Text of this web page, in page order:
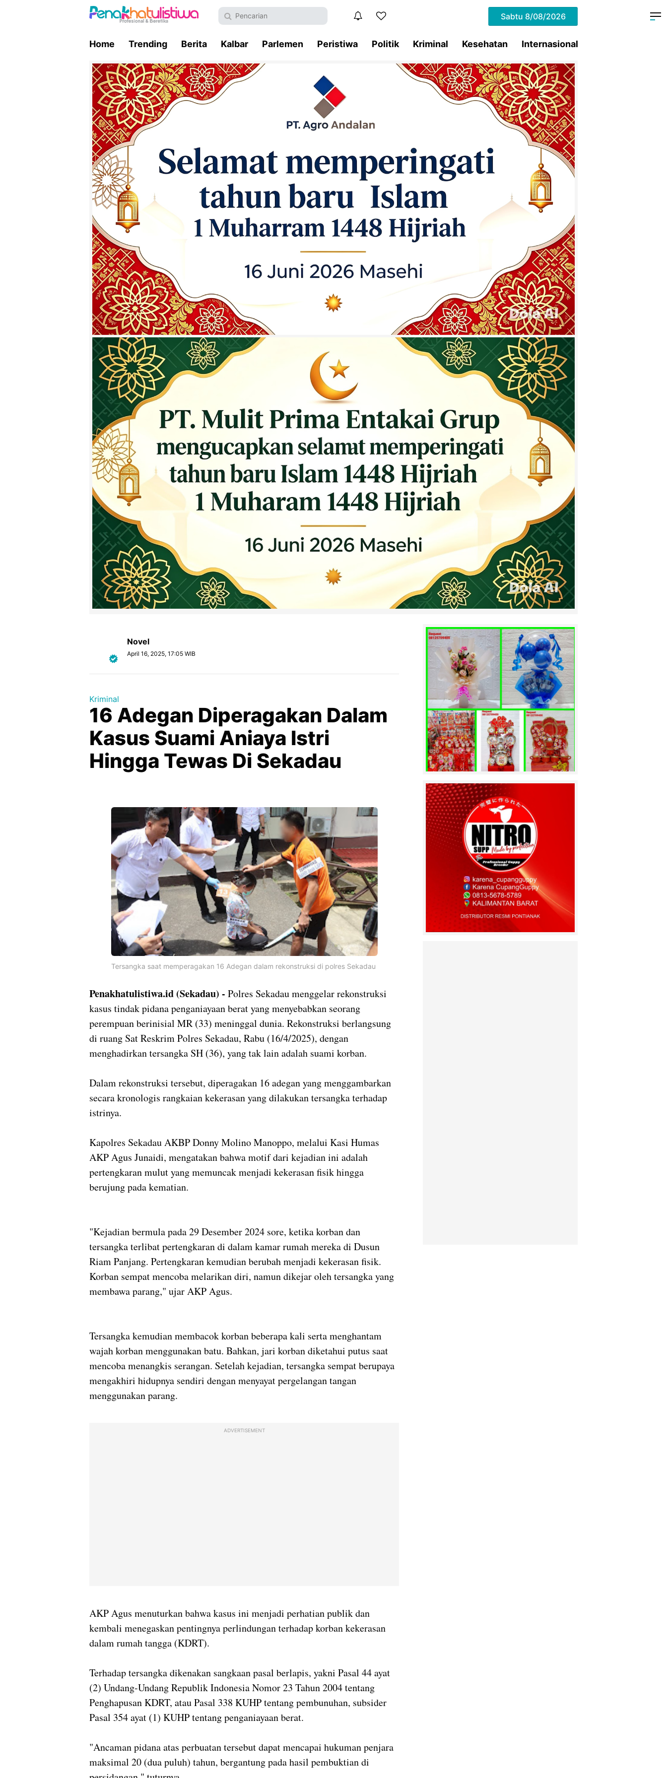
Sabtu 8/08/2026
Home Trending Berita Kalbar Parlemen Peristiwa Politik Kriminal Kesehatan Internasional
Novel
April 16, 2025, 17:05 WIB
Kriminal
16 Adegan Diperagakan Dalam
Kasus Suami Aniaya Istri
Hingga Tewas Di Sekadau
Tersangka saat memperagakan 16 Adegan dalam rekonstruksi di polres Sekadau
Penakhatulistiwa.id (Sekadau) - Polres Sekadau menggelar rekonstruksi
kasus tindak pidana penganiayaan berat yang menyebabkan seorang
perempuan berinisial MR (33) meninggal dunia. Rekonstruksi berlangsung
di ruang Sat Reskrim Polres Sekadau, Rabu (16/4/2025), dengan
menghadirkan tersangka SH (36), yang tak lain adalah suami korban.
Dalam rekonstruksi tersebut, diperagakan 16 adegan yang menggambarkan
secara kronologis rangkaian kekerasan yang dilakukan tersangka terhadap
istrinya.
Kapolres Sekadau AKBP Donny Molino Manoppo, melalui Kasi Humas
AKP Agus Junaidi, mengatakan bahwa motif dari kejadian ini adalah
pertengkaran mulut yang memuncak menjadi kekerasan fisik hingga
berujung pada kematian.
"Kejadian bermula pada 29 Desember 2024 sore, ketika korban dan
tersangka terlibat pertengkaran di dalam kamar rumah mereka di Dusun
Riam Panjang. Pertengkaran kemudian berubah menjadi kekerasan fisik.
Korban sempat mencoba melarikan diri, namun dikejar oleh tersangka yang
membawa parang," ujar AKP Agus.
Tersangka kemudian membacok korban beberapa kali serta menghantam
wajah korban menggunakan batu. Bahkan, jari korban diketahui putus saat
mencoba menangkis serangan. Setelah kejadian, tersangka sempat berupaya
mengakhiri hidupnya sendiri dengan menyayat pergelangan tangan
menggunakan parang.
ADVERTISEMENT
AKP Agus menuturkan bahwa kasus ini menjadi perhatian publik dan
kembali menegaskan pentingnya perlindungan terhadap korban kekerasan
dalam rumah tangga (KDRT).
Terhadap tersangka dikenakan sangkaan pasal berlapis, yakni Pasal 44 ayat
(2) Undang-Undang Republik Indonesia Nomor 23 Tahun 2004 tentang
Penghapusan KDRT, atau Pasal 338 KUHP tentang pembunuhan, subsider
Pasal 354 ayat (1) KUHP tentang penganiayaan berat.
"Ancaman pidana atas perbuatan tersebut dapat mencapai hukuman penjara
maksimal 20 (dua puluh) tahun, bergantung pada hasil pembuktian di